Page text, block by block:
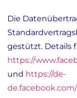
Die
gestützt. Details
https://
und https://de-